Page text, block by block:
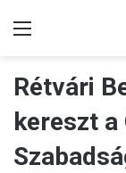
Rétvári
kereszt